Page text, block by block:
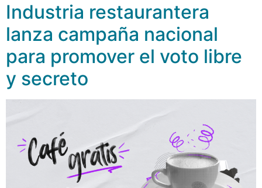
Industria restaurantera
lanza campaña nacional
para promover el voto libre
y secreto